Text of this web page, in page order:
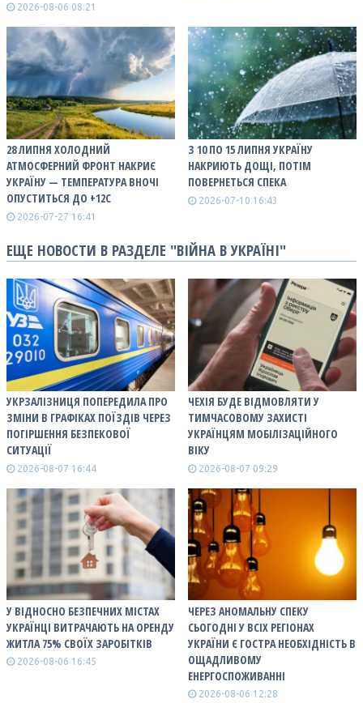
2026-08-06 08:21
28 ЛИПНЯ ХОЛОДНИЙ
АТМОСФЕРНИЙ ФРОНТ НАКРИЄ
УКРАЇНУ — ТЕМПЕРАТУРА ВНОЧІ
ОПУСТИТЬСЯ ДО +12С
2026-07-27 16:41
З 10 ПО 15 ЛИПНЯ УКРАЇНУ
НАКРИЮТЬ ДОЩІ, ПОТІМ
ПОВЕРНЕТЬСЯ СПЕКА
2026-07-10 16:43
ЕЩЕ НОВОСТИ В РАЗДЕЛЕ "ВІЙНА В УКРАЇНІ"
УКРЗАЛІЗНИЦЯ ПОПЕРЕДИЛА ПРО
ЗМІНИ В ГРАФІКАХ ПОЇЗДІВ ЧЕРЕЗ
ПОГІРШЕННЯ БЕЗПЕКОВОЇ
СИТУАЦІЇ
2026-08-07 16:44
ЧЕХІЯ БУДЕ ВІДМОВЛЯТИ У
ТИМЧАСОВОМУ ЗАХИСТІ
УКРАЇНЦЯМ МОБІЛІЗАЦІЙНОГО
ВІКУ
2026-08-07 09:29
У ВІДНОСНО БЕЗПЕЧНИХ МІСТАХ
УКРАЇНЦІ ВИТРАЧАЮТЬ НА ОРЕНДУ
ЖИТЛА 75% СВОЇХ ЗАРОБІТКІВ
2026-08-06 16:45
ЧЕРЕЗ АНОМАЛЬНУ СПЕКУ
СЬОГОДНІ У ВСІХ РЕГІОНАХ
УКРАЇНИ Є ГОСТРА НЕОБХІДНІСТЬ В
ОЩАДЛИВОМУ
ЕНЕРГОСПОЖИВАННІ
2026-08-06 12:28